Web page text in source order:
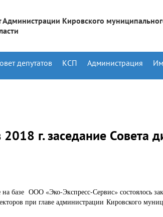
Кировского
депутатов КСП Администрация
г. заседание Совета
базе ООО «Эко-Экспресс-Сервис» состоялось
при главе администрации Кировского